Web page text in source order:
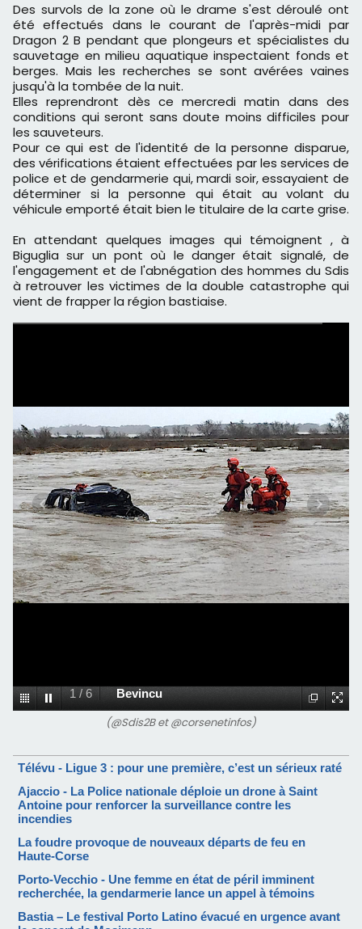
Des survols de la zone où le drame s'est déroulé ont
été effectués dans le courant de l'après-midi par
Dragon 2 B pendant que plongeurs et spécialistes du
sauvetage en milieu aquatique inspectaient fonds et
berges. Mais les recherches se sont avérées vaines
jusqu'à la tombée de la nuit.
Elles reprendront dès ce mercredi matin dans des
conditions qui seront sans doute moins difficiles pour
les sauveteurs.
Pour ce qui est de l'identité de la personne disparue,
des vérifications étaient effectuées par les services de
police et de gendarmerie qui, mardi soir, essayaient de
déterminer si la personne qui était au volant du
véhicule emporté était bien le titulaire de la carte grise.
En attendant quelques images qui témoignent , à
Biguglia sur un pont où le danger était signalé, de
l'engagement et de l'abnégation des hommes du Sdis
à retrouver les victimes de la double catastrophe qui
vient de frapper la région bastiaise.
1 /6 Bevincu
(@Sdis2B et @corsenetinfos)
Télévu - Ligue 3 : pour une première, c’est un sérieux raté
Ajaccio - La Police nationale déploie un drone à Saint
Antoine pour renforcer la surveillance contre les
incendies
La foudre provoque de nouveaux départs de feu en
Haute-Corse
Porto-Vecchio - Une femme en état de péril imminent
recherchée, la gendarmerie lance un appel à témoins
Bastia – Le festival Porto Latino évacué en urgence avant